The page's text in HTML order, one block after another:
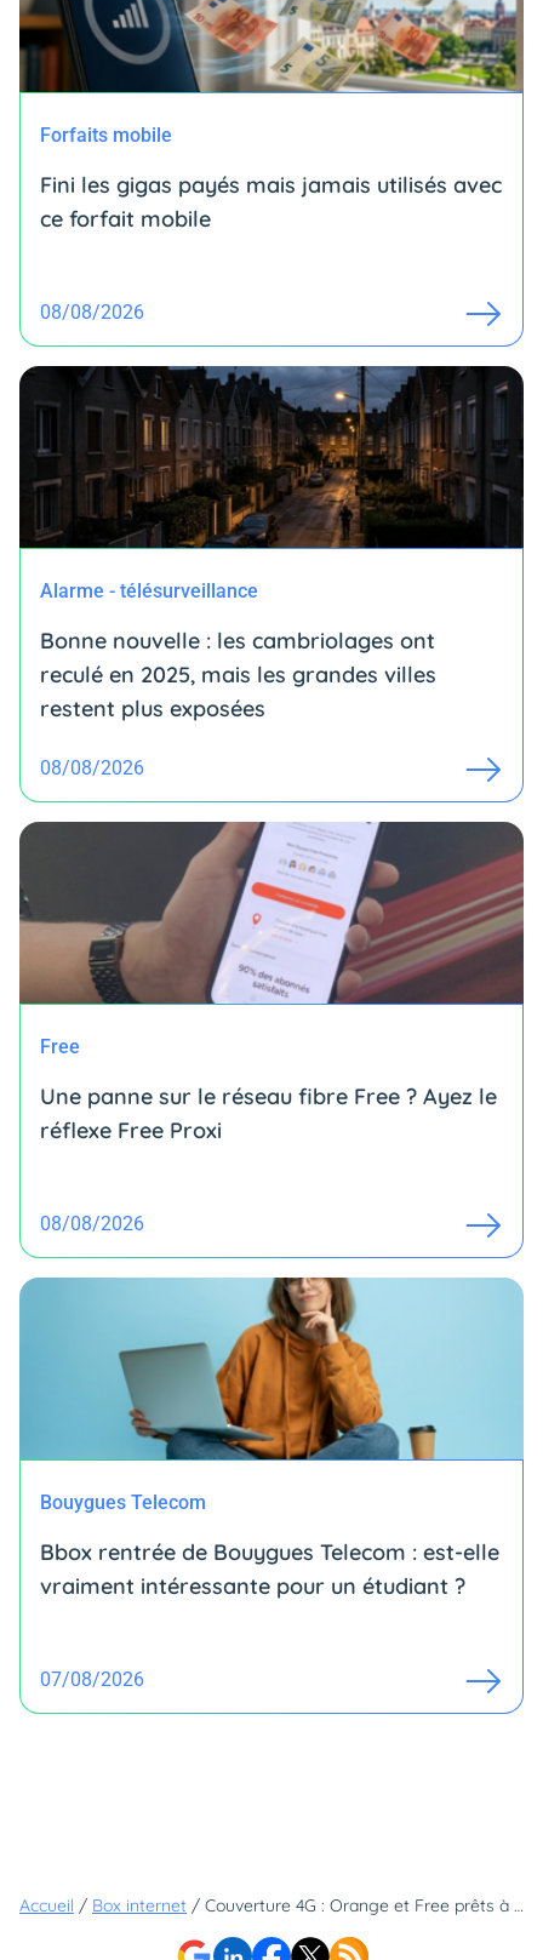
Forfaits mobile
Fini les gigas payés mais jamais utilisés avec
ce forfait mobile
08/08/2026
Alarme - télésurveillance
Bonne nouvelle : les cambriolages ont
reculé en 2025, mais les grandes villes
restent plus exposées
08/08/2026
Free
Une panne sur le réseau fibre Free ? Ayez le
réflexe Free Proxi
08/08/2026
Bouygues Telecom
Bbox rentrée de Bouygues Telecom : est-elle
vraiment intéressante pour un étudiant ?
07/08/2026
Accueil / Box internet / Couverture 4G : Orange et Free prêts à s’allier ?